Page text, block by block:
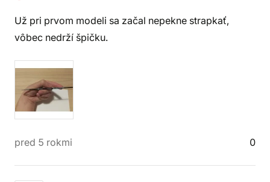
Už pri prvom modeli sa začal nepekne strapkať,
vôbec nedrží špičku.
pred 5 rokmi 0